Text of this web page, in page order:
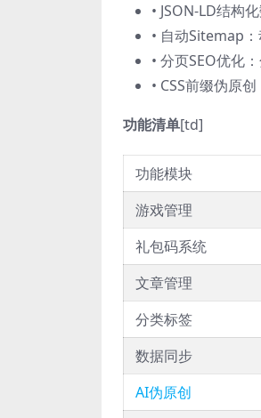
• JSON-LD结构
• 自动Sitemap
• 分页SEO优化
• CSS前缀伪原
功能清单[td]
功能模块
游戏管理
礼包码系统
文章管理
分类标签
数据同步
AI伪原创